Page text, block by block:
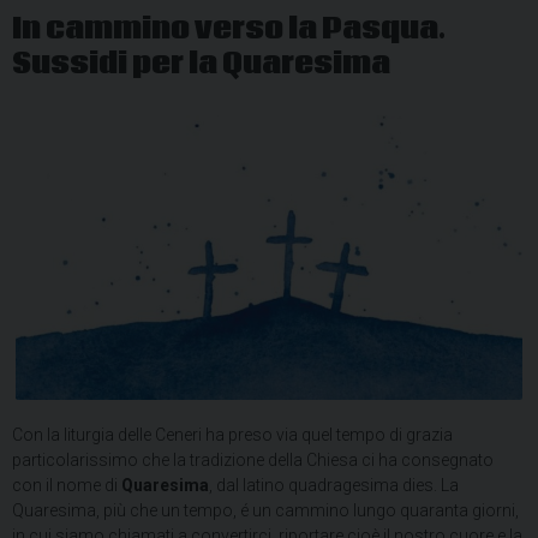
In cammino verso la Pasqua.
Sussidi per la Quaresima
Con la liturgia delle Ceneri ha preso via quel tempo di grazia
particolarissimo che la tradizione della Chiesa ci ha consegnato
con il nome di Quaresima dal latino quadragesima dies. La
Quaresima, più che un tempo, é un cammino lungo quaranta giorni,